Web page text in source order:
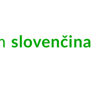
slovenčina